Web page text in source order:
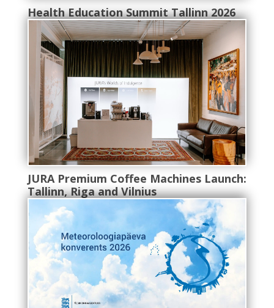
Health Education Summit Tallinn 2026
JURA Premium Coffee Machines Launch:
Tallinn, Riga and Vilnius